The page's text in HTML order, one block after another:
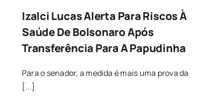
Izalci Lucas Alerta Para Riscos À
Saúde De Bolsonaro Após
Transferência Para A Papudinha
Para o senador, a medida é mais uma prova da
[...]